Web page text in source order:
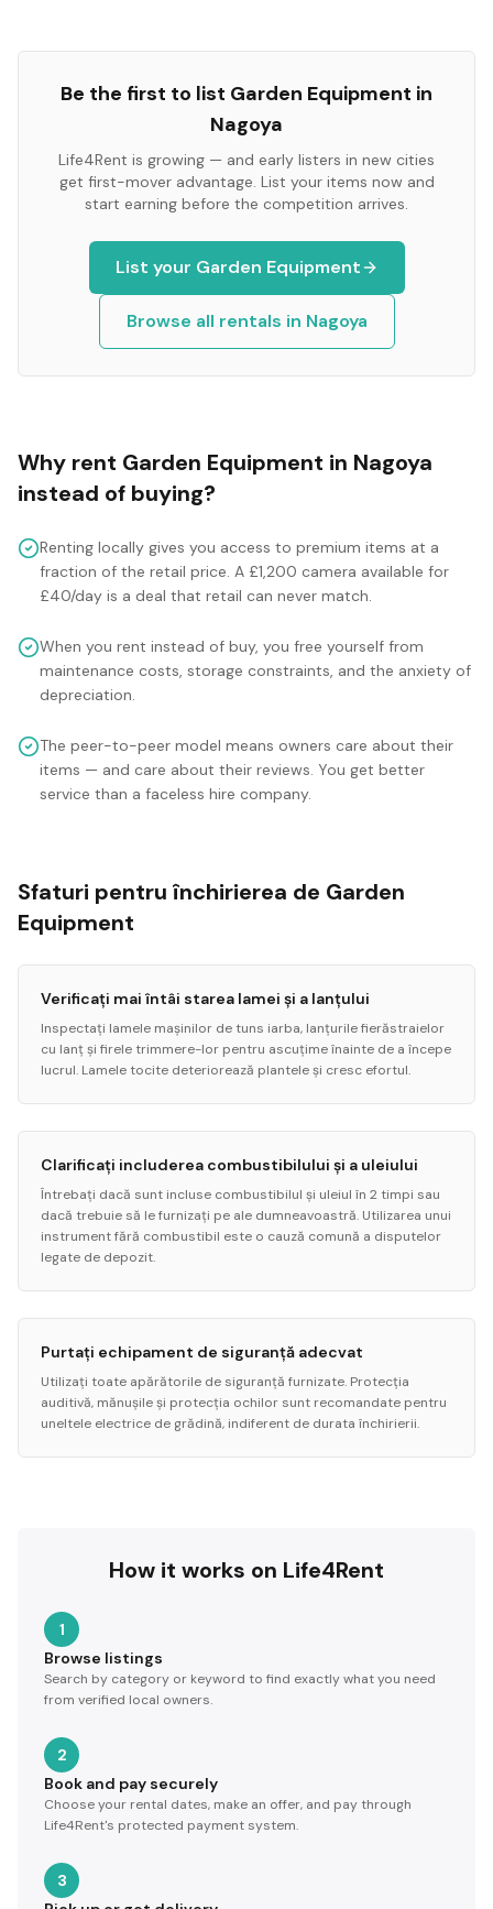
Be the first to list Garden Equipment in
Nagoya
Life4Rent is growing — and early listers in new cities
get first-mover advantage. List your items now and
start earning before the competition arrives.
List your Garden Equipment
Browse all rentals in Nagoya
Why rent Garden Equipment in Nagoya
instead of buying?
Renting locally gives you access to premium items at a
fraction of the retail price. A £1,200 camera available for
£40/day is a deal that retail can never match.
When you rent instead of buy, you free yourself from
maintenance costs, storage constraints, and the anxiety of
depreciation.
The peer-to-peer model means owners care about their
items — and care about their reviews. You get better
service than a faceless hire company.
Sfaturi pentru închirierea de Garden
Equipment
Verificați mai întâi starea lamei și a lanțului
Inspectați lamele mașinilor de tuns iarba, lanțurile fierăstraielor
cu lanț și firele trimmere-lor pentru ascuțime înainte de a începe
lucrul. Lamele tocite deteriorează plantele și cresc efortul.
Clarificați includerea combustibilului și a uleiului
Întrebați dacă sunt incluse combustibilul și uleiul în 2 timpi sau
dacă trebuie să le furnizați pe ale dumneavoastră. Utilizarea unui
instrument fără combustibil este o cauză comună a disputelor
legate de depozit.
Purtați echipament de siguranță adecvat
Utilizați toate apărătorile de siguranță furnizate. Protecția
auditivă, mănușile și protecția ochilor sunt recomandate pentru
uneltele electrice de grădină, indiferent de durata închirierii.
How it works on Life4Rent
1
Browse listings
Search by category or keyword to find exactly what you need
from verified local owners.
2
Book and pay securely
Choose your rental dates, make an offer, and pay through
Life4Rent's protected payment system.
3